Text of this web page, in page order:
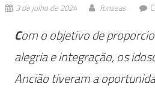
3 de julho de 2024 fonseas
Com o objetivo de
alegria e integração, os
Ancião tiveram a